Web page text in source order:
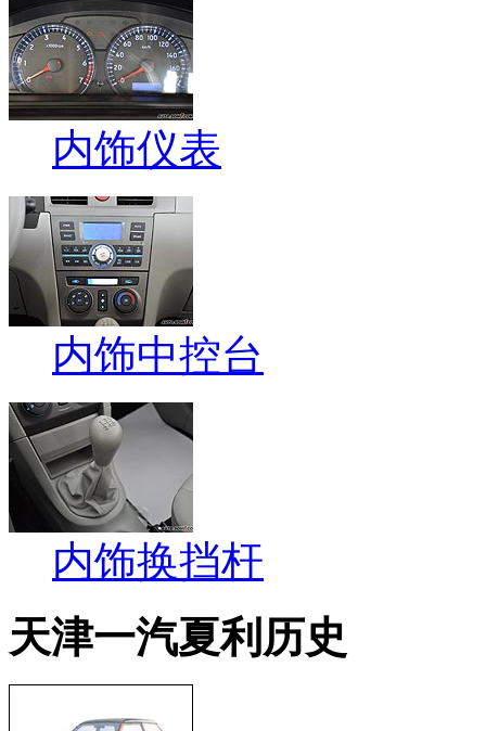
内饰仪表
内饰中控台
内饰换挡杆
天津一汽夏利历史